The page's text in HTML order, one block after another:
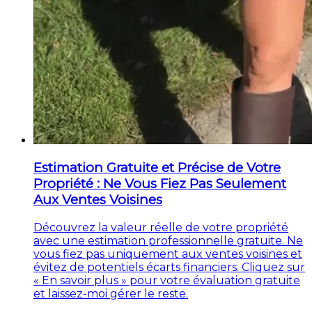
Estimation Gratuite et Précise de Votre
Propriété : Ne Vous Fiez Pas Seulement
Aux Ventes Voisines
Découvrez la valeur réelle de votre propriété
avec une estimation professionnelle gratuite. Ne
vous fiez pas uniquement aux ventes voisines et
évitez de potentiels écarts financiers. Cliquez sur
« En savoir plus » pour votre évaluation gratuite
et laissez-moi gérer le reste.